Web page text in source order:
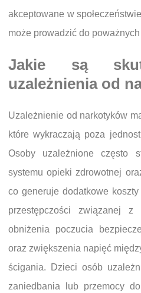
akceptowane w
może prowadzić do
Jakie są
uzależnienia od
Uzależnienie od narkotyków
które wykraczają poza
Osoby uzależnione często
systemu opieki zdrowotnej
co generuje dodatkowe
przestępczości związanej z
obniżenia poczucia
oraz zwiększenia napięć
ścigania. Dzieci osób
zaniedbania lub przemocy